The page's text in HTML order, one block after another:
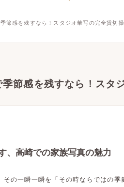
節感を残すなら！スタジオ華写の完全貸切
節感を残すなら！スタ
、高崎での家族写真の魅力
その一瞬一瞬を「その時ならではの